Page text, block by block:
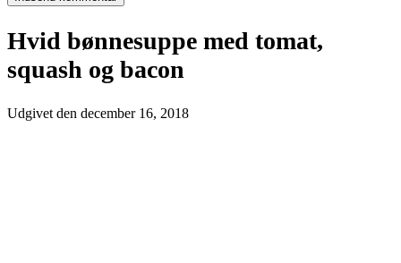
Hvid bønnesuppe med tomat,
squash og bacon
Udgivet den december 16, 2018